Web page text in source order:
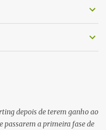
depois de terem ganho ao
passarem a primeira fase de